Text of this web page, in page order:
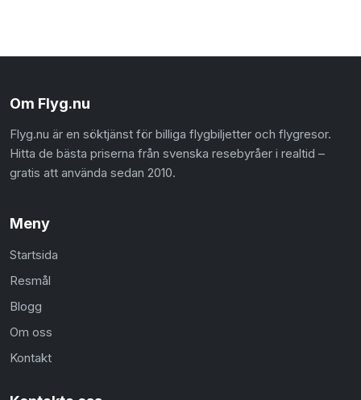
Om Flyg.nu
Flyg.nu är en söktjänst för billiga flygbiljetter och flygresor.
Hitta de bästa priserna från svenska resebyråer i realtid –
gratis att använda sedan 2010.
Meny
Startsida
Resmål
Blogg
Om oss
Kontakt